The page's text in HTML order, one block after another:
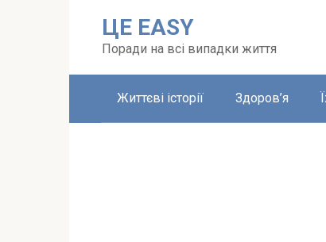
ЦЕ EASY
Поради на всі випадки життя
Життєві історії Здоров’я